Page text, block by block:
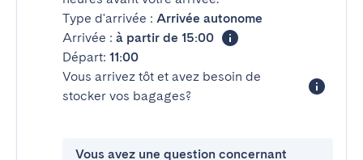
Type d'arrivée : Arrivée autonome
Arrivée : à partir de 15:00
Départ: 11:00
Vous arrivez tôt et avez besoin de
stocker vos bagages?
Vous avez une question concernant